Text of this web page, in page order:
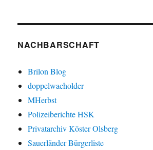
NACHBARSCHAFT
Brilon Blog
doppelwacholder
MHerbst
Polizeiberichte HSK
Privatarchiv Köster Olsberg
Sauerländer Bürgerliste